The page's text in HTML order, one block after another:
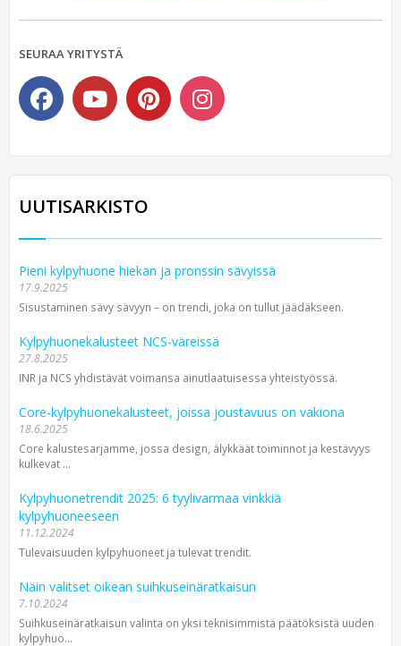
SEURAA YRITYSTÄ
UUTISARKISTO
Pieni kylpyhuone hiekan ja pronssin sävyissä
17.9.2025
Sisustaminen sävy sävyyn – on trendi, joka on tullut jäädäkseen.
Kylpyhuonekalusteet NCS-väreissä
27.8.2025
INR ja NCS yhdistävät voimansa ainutlaatuisessa yhteistyössä.
Core-kylpyhuonekalusteet, joissa joustavuus on vakiona
18.6.2025
Core kalustesarjamme, jossa design, älykkäät toiminnot ja kestävyys
kulkevat ...
Kylpyhuonetrendit 2025: 6 tyylivarmaa vinkkiä
kylpyhuoneeseen
11.12.2024
Tulevaisuuden kylpyhuoneet ja tulevat trendit.
Näin valitset oikean suihkuseinäratkaisun
7.10.2024
Suihkuseinäratkaisun valinta on yksi teknisimmistä päätöksistä uuden
kylpyhuo...